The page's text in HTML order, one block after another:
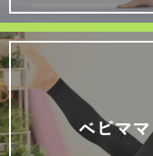
ベビマ